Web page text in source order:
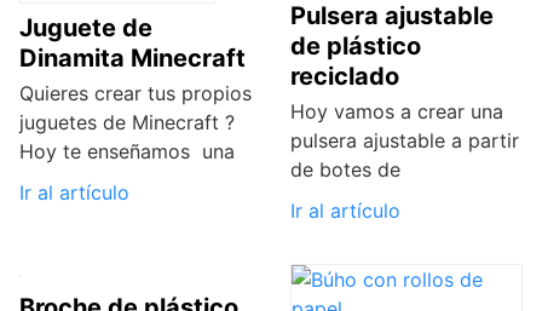
Juguete de
Dinamita Minecraft
Quieres crear tus propios
juguetes de Minecraft ?
Hoy te enseñamos una
Ir al artículo
Pulsera ajustable
de plástico
reciclado
Hoy vamos a crear una
pulsera ajustable a partir
de botes de
Ir al artículo